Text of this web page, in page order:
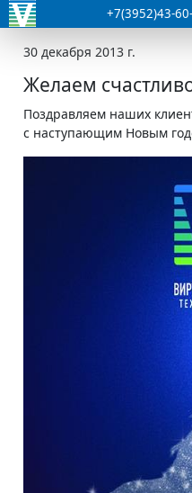
+7(3952)43-
30 декабря 2013 г.
Желаем
Поздравляем наших
с наступающим Новым